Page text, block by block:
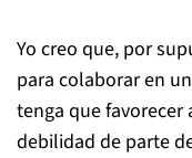
Yo creo que, por
para colaborar en
tenga que favorecer
debilidad de parte